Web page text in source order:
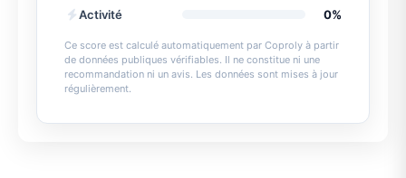
Activité
0%
Ce score est calculé automatiquement par Coproly à partir
de données publiques vérifiables. Il ne constitue ni une
recommandation ni un avis. Les données sont mises à jour
régulièrement.